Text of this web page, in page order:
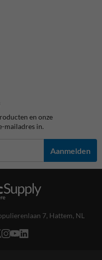
en onze
mailadres in.
Aanmelden
7, Hattem, NL